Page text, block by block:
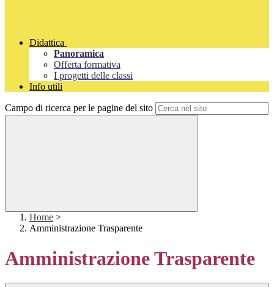
Didattica
Panoramica
Offerta formativa
I progetti delle classi
Info utili
Campo di ricerca per le pagine del sito
Home >
Amministrazione Trasparente
Amministrazione Trasparente